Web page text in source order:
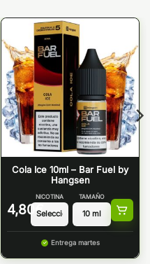
Cola Ice 10ml – Bar Fuel by
Hangsen
4,80 €
NICOTINA TAMAÑO
Entrega martes